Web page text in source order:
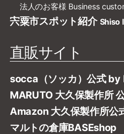
法人のお客様 Business
宍粟市スポット紹介 Shiso
直販サイト
socca（ソッカ）公式 by
MARUTO 大久保製作所
Amazon 大久保製作所公
マルトの倉庫BASEshop